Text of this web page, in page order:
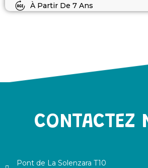
À Partir De 7 Ans
CONTACTEZ
Pont de La Solenzara T10